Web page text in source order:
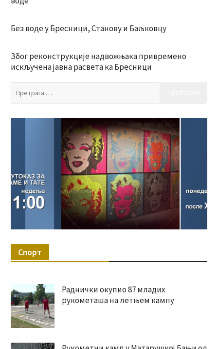
Без воде у Бресници, Станову и Баљковцу
Због реконструкције надвожњака привремено
искључена јавна расвета ка Бресници
Спорт
Раднички окупио 87 младих
рукометаша на летњем кампу